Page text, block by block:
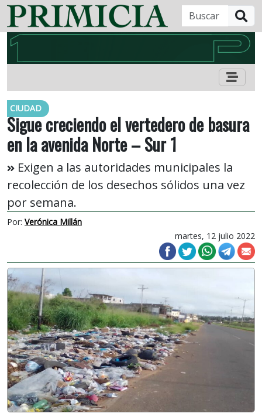
CIUDAD
Sigue creciendo el vertedero de basura
en la avenida Norte – Sur 1
Exigen a las autoridades municipales la
recolección de los desechos sólidos una vez
por semana.
Por: Verónica Millán
martes, 12 julio 2022